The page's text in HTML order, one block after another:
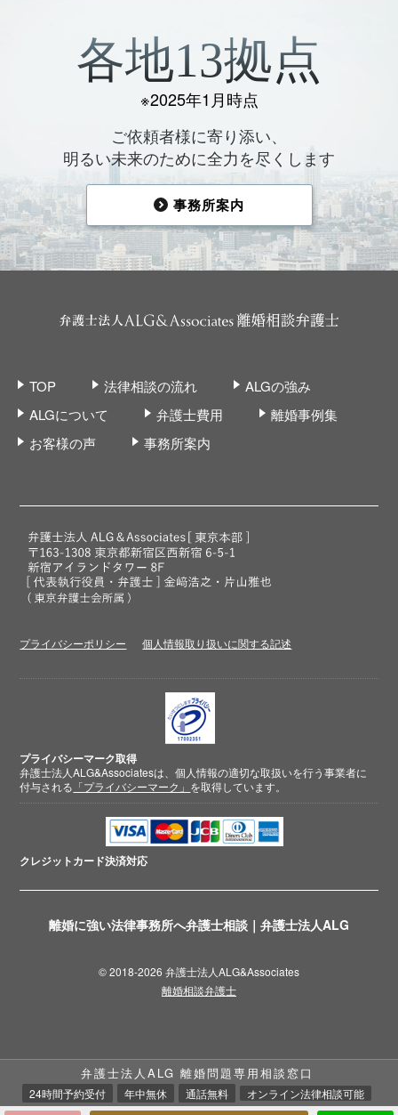
離婚に強い法律事務所へ弁護士相談｜弁護士法人ALG
各地13拠点
※2025年1月時点
ご依頼者様に寄り添い、
明るい未来のために全力を尽くします
事務所案内
TOP 法律相談の流れ
ALGの強み
ALGについて
弁護士費用
離婚事例集
お客様の声
事務所案内
プライバシーポリシー 個人情報取り扱いに関する記述
プライバシーマーク取得
弁護士法人ALG&Associatesは、個人情報の適切な取扱いを行う事業者に
付与される 「プライバシーマーク」 を取得しています。
クレジットカード決済対応
© 2018-2026 弁護士法人ALG&Associates
離婚相談弁護士
弁護士法人ALG 離婚問題専用相談窓口
24時間予約受付 年中無休 通話無料 オンライン法律相談可能